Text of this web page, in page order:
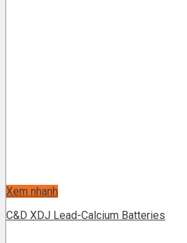
Xem nhanh
C&D XDJ Lead-Calcium Batteries